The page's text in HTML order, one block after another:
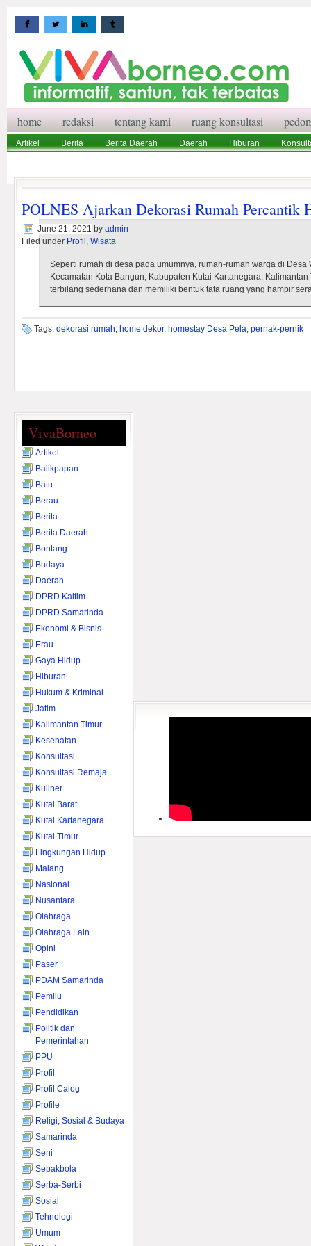
home redaksi tentang kami ruang konsultasi
Artikel Berita Berita Daerah Daerah Hiburan
POLNES Ajarkan Dekorasi Rumah Percantik
June 21, 2021 by admin
Filed under Profil , Wisata
Seperti rumah di desa pada umumnya, rumah-rumah warga di Desa
Kecamatan Kota Bangun, Kabupaten Kutai Kartanegara, Kalimantan
terbilang sederhana dan memiliki bentuk tata ruang yang hampir
Tags: dekorasi rumah, home dekor, homestay Desa Pela, pernak-pernik
VivaBorneo
Artikel
Balikpapan
Batu
Berau
Berita
Berita Daerah
Bontang
Budaya
Daerah
DPRD Kaltim
DPRD Samarinda
Ekonomi & Bisnis
Erau
Gaya Hidup
Hiburan
Hukum & Kriminal
Jatim
Kalimantan Timur
Kesehatan
Konsultasi
Konsultasi Remaja
Kuliner
Kutai Barat
Kutai Kartanegara
Kutai Timur
Lingkungan Hidup
Malang
Nasional
Nusantara
Olahraga
Olahraga Lain
Opini
Paser
PDAM Samarinda
Pemilu
Pendidikan
Politik dan
Pemerintahan
PPU
Profil
Profil Calog
Profile
Religi, Sosial & Budaya
Samarinda
Seni
Sepakbola
Serba-Serbi
Sosial
Tehnologi
Umum